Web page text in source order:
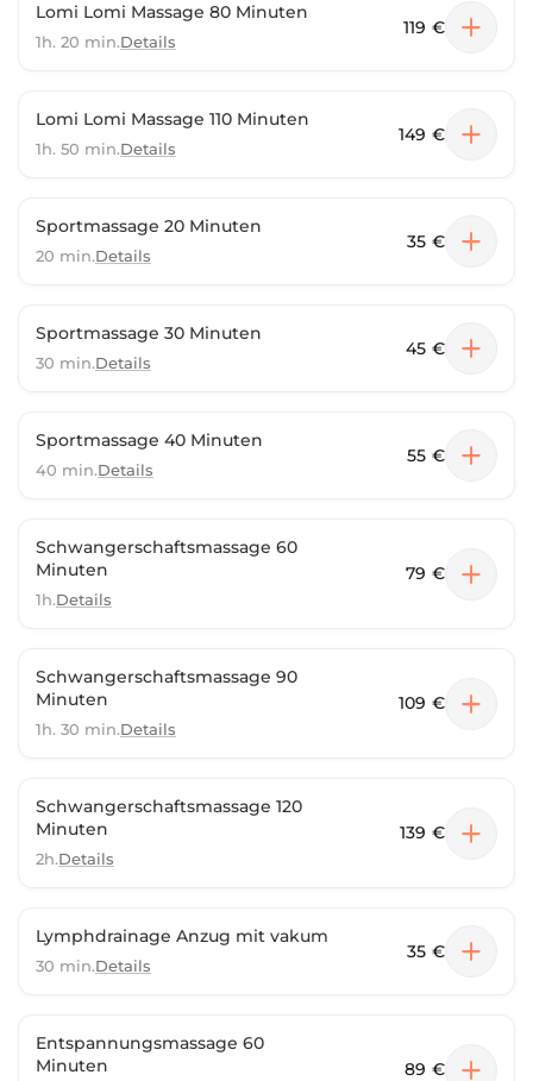
Lomi Lomi Massage 80 Minuten
1h. 20 min.Details
119 €
Lomi Lomi Massage 110 Minuten
1h. 50 min.Details
149 €
Sportmassage 20 Minuten
20 min.Details
35 €
Sportmassage 30 Minuten
30 min.Details
45 €
Sportmassage 40 Minuten
40 min.Details
55 €
Schwangerschaftsmassage 60
Minuten
1h.Details
79 €
Schwangerschaftsmassage 90
Minuten
1h. 30 min.Details
109 €
Schwangerschaftsmassage 120
Minuten
2h.Details
139 €
Lymphdrainage Anzug mit vakum
30 min.Details
35 €
Entspannungsmassage 60
Minuten
89 €